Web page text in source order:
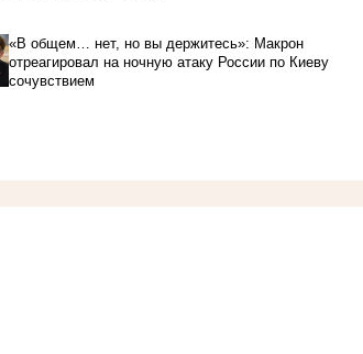
«В общем… нет, но вы держитесь»: Макрон
отреагировал на ночную атаку России по Киеву
сочувствием